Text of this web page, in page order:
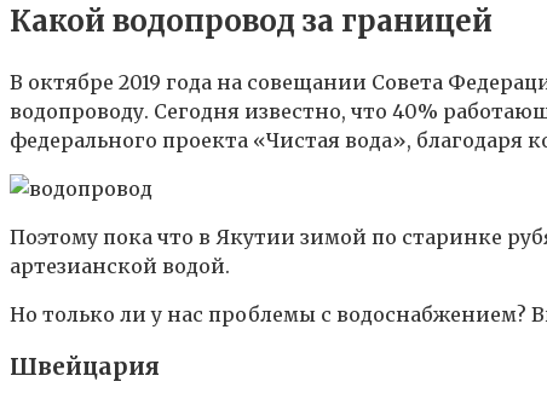
Какой водопровод за границей
В октябре 2019 года на совещании Совета
водопроводу. Сегодня известно, что 40%
федерального проекта «Чистая вода», благодаря
Поэтому пока что в Якутии зимой по старинке
артезианской водой.
Но только ли у нас проблемы с водоснабжением?
Швейцария